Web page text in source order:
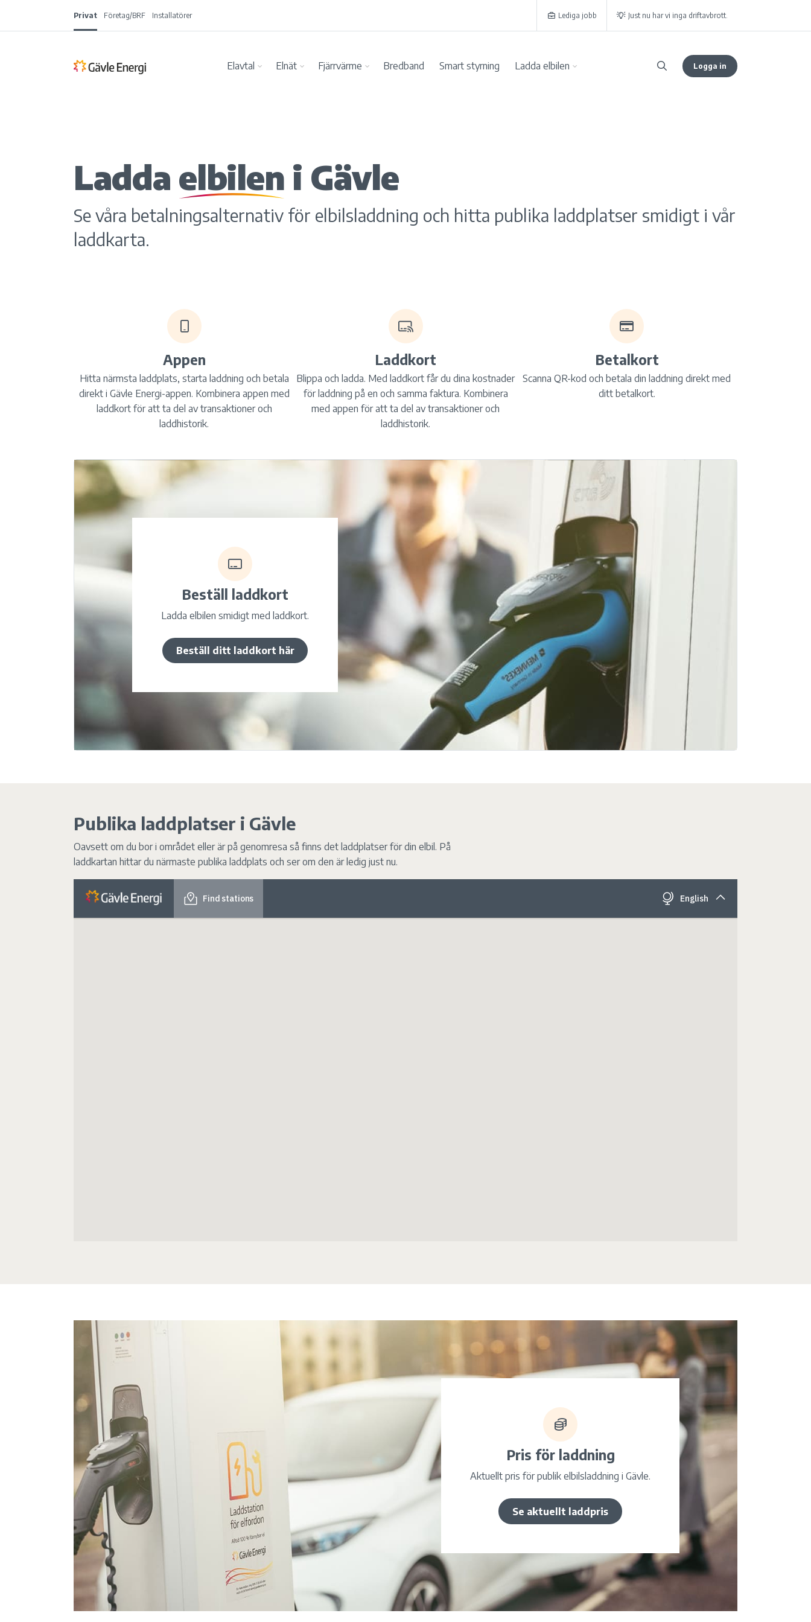
Privat Företag/BRF Installatörer Lediga jobb Just nu har vi inga driftavbrott.
Elavtal Elnät Fjärrvärme Bredband Smart styrning Ladda elbilen Logga in
Ladda elbilen i Gävle
Se våra betalningsalternativ för elbilsladdning och hitta publika laddplatser smidigt i vår
laddkarta.
Appen
Hitta närmsta laddplats, starta laddning och betala
direkt i Gävle Energi-appen. Kombinera appen med
laddkort för att ta del av transaktioner och
laddhistorik.
Laddkort
Blippa och ladda. Med laddkort får du dina kostnader
för laddning på en och samma faktura. Kombinera
med appen för att ta del av transaktioner och
laddhistorik.
Betalkort
Scanna QR-kod och betala din laddning direkt med
ditt betalkort.
Beställ laddkort
Ladda elbilen smidigt med laddkort.
Beställ ditt laddkort här
Publika laddplatser i Gävle
Oavsett om du bor i området eller är på genomresa så finns det laddplatser för din elbil. På
laddkartan hittar du närmaste publika laddplats och ser om den är ledig just nu.
Pris för laddning
Aktuellt pris för publik elbilsladdning i Gävle.
Se aktuellt laddpris